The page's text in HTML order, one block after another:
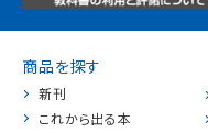
商品を探す
新刊
これから出る本